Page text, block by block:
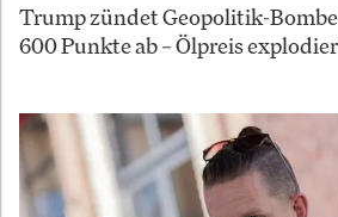
Trump zündet Geopolitik-
600 Punkte ab – Ölpreis